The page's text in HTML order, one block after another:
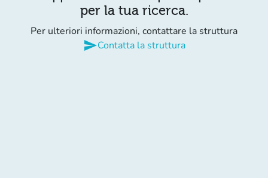
per la tua ricerca.
Per ulteriori informazioni, contattare la struttura
sendContatta la struttura